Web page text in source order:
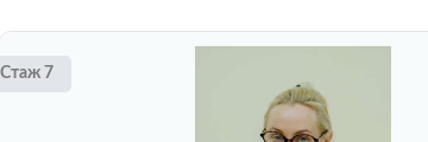
Стаж 7